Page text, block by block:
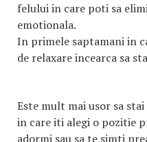
felului in care poti sa
emotionala.
In primele saptamani in
de relaxare incearca sa
Este mult mai usor sa
in care iti alegi o pozitie
adormi sau sa te simti